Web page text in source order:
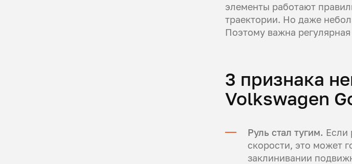
элементы работают
траектории. Но даже
Поэтому важна
3 признака
Volkswagen
Руль стал тугим. Если
скорости, это может
заклинивании